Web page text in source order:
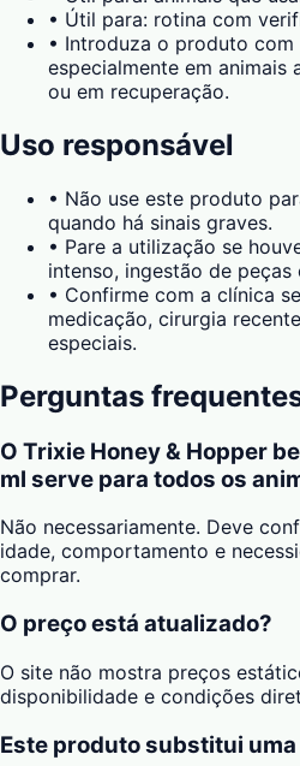
• Útil para: rotina com
• Introduza o produto com
especialmente em animais
ou em recuperação.
Uso responsável
• Não use este produto
quando há sinais graves.
• Pare a utilização se
intenso, ingestão de peças
• Confirme com a clínica
medicação, cirurgia
especiais.
Perguntas
O Trixie Honey & Hopper
ml serve para todos os
Não necessariamente. Deve
idade, comportamento e
comprar.
O preço está atualizado?
O site não mostra preços
disponibilidade e condições
Este produto substitui